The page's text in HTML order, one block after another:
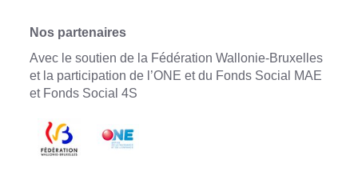
Nos partenaires
Avec le soutien de la Fédération Wallonie-Bruxelles
et la participation de l’ONE et du Fonds Social MAE
et Fonds Social 4S